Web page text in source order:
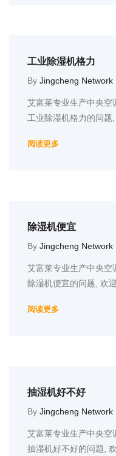
工业除湿机格力
By Jingcheng Network
艾富莱专业生产中央空
工业除湿机格力的问题
阅读更多
除湿机便宜
By Jingcheng Network
艾富莱专业生产中央空
除湿机便宜的问题, 欢
阅读更多
抽湿机好不好
By Jingcheng Network
艾富莱专业生产中央空
抽湿机好不好的问题,